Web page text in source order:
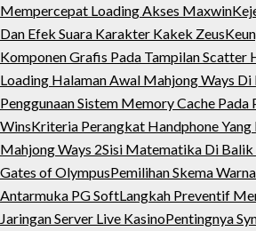
Mempercepat Loading Akses Maxwin
Dan Efek Suara Karakter Kakek Zeus
Komponen Grafis Pada Tampilan Scatter
Loading Halaman Awal Mahjong Ways
Penggunaan Sistem Memory Cache
WinsKriteria Perangkat Handphone
Mahjong Ways 2Sisi Matematika Di Balik
Gates of OlympusPemilihan Skema
Antarmuka PG SoftLangkah Preventif
Jaringan Server Live KasinoPentingnya